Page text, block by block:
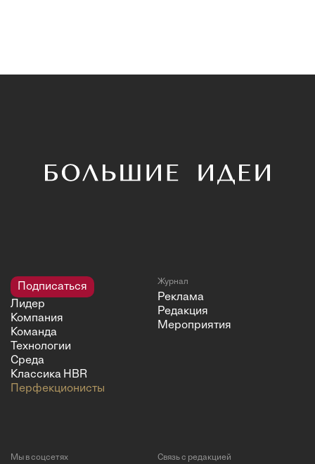
Подписаться
Лидер
Компания
Команда
Технологии
Среда
Классика HBR
Перфекционисты
Журнал
Реклама
Редакция
Мероприятия
Мы в соцсетях Связь с редакцией